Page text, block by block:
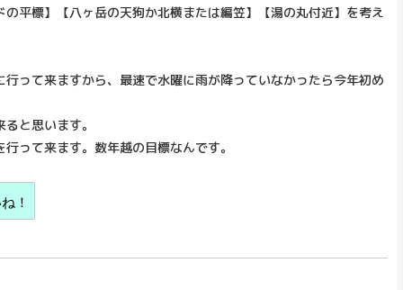
平標】【八ヶ岳の天狗か北横または編笠】【湯の丸付近】を考え
って来ますから、最速で水曜に雨が降っていなかったら今年初め
と思います。
って来ます。数年越の目標なんです。
！